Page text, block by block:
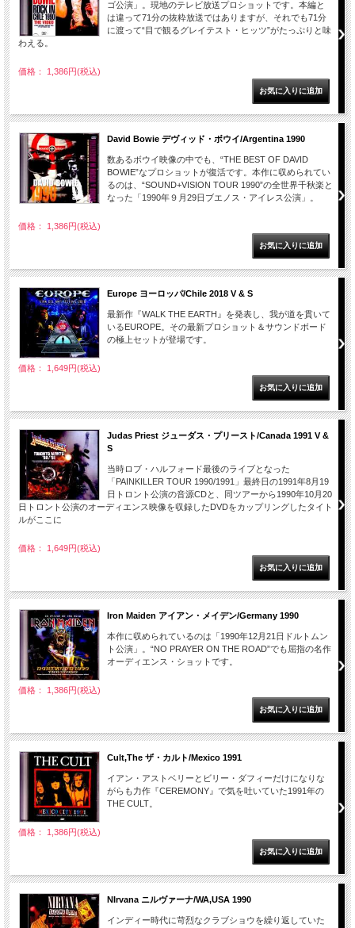
ゴ公演」。現地のテレビ放送プロショットです。本編と
は違って71分の抜粋放送ではありますが、それでも71分
に渡って“目で観るグレイテスト・ヒッツ”がたっぷりと味
わえる。
価格： 1,386円(税込)
David Bowie デヴィッド・ボウイ/Argentina 1990
数あるボウイ映像の中でも、“THE BEST OF DAVID
BOWIE”なプロショットが復活です。本作に収められてい
るのは、“SOUND+VISION TOUR 1990”の全世界千秋楽と
なった「1990年９月29日ブエノス・アイレス公演」。
価格： 1,386円(税込)
Europe ヨーロッパ/Chile 2018 V & S
最新作『WALK THE EARTH』を発表し、我が道を貫いて
いるEUROPE。その最新プロショット＆サウンドボード
の極上セットが登場です。
価格： 1,649円(税込)
Judas Priest ジューダス・プリースト/Canada 1991 V &
S
当時ロブ・ハルフォード最後のライブとなった
「PAINKILLER TOUR 1990/1991」最終日の1991年8月19
日トロント公演の音源CDと、同ツアーから1990年10月20
日トロント公演のオーディエンス映像を収録したDVDをカップリングしたタイト
ルがここに
価格： 1,649円(税込)
Iron Maiden アイアン・メイデン/Germany 1990
本作に収められているのは「1990年12月21日ドルトムン
ト公演」。“NO PRAYER ON THE ROAD”でも屈指の名作
オーディエンス・ショットです。
価格： 1,386円(税込)
Cult,The ザ・カルト/Mexico 1991
イアン・アストベリーとビリー・ダフィーだけになりな
がらも力作『CEREMONY』で気を吐いていた1991年の
THE CULT。
価格： 1,386円(税込)
NIrvana ニルヴァーナ/WA,USA 1990
インディー時代に苛烈なクラブショウを繰り返していた